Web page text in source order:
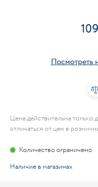
Посмотреть
Цена действительна только
отличаться от цен в
Количество ограничено
Наличие в магазинах